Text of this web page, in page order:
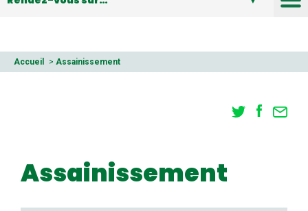
Assainissement
Lutte contre les espèces invasives
Accueil > Assainissement
Assainissement